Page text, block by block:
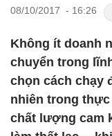
08/10/2017 - 16:26
Không ít doanh
chuyển trong
chọn cách chạy
nhiên trong
chất lượng cam